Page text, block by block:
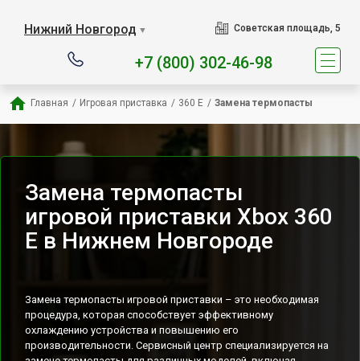
Нижний Новгород ▼ Советская площадь, 5
+7 (800) 302-46-98
Главная / Игровая приставка / 360 E / Замена термопасты
Замена термопасты
игровой приставки Xbox 360
E в Нижнем Новгороде
Замена термопасты игровой приставки – это необходимая
процедура, которая способствует эффективному
охлаждению устройства и повышению его
производительности. Сервисный центр специализируется на